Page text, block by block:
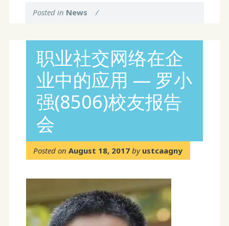
Posted in News /
职业社交网络在企
业中的应用 — 罗小
强(8506)校友报告
会
Posted onAugust 18, 2017 by ustcaagny